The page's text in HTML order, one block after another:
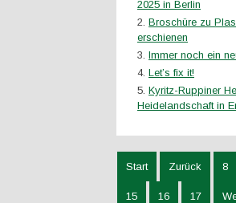
2025 in Berlin
Broschüre zu
erschienen
Immer noch ein
Let’s fix it!
Kyritz-Ruppiner
Heidelandschaft in
Start Zurück 8
15 16 17